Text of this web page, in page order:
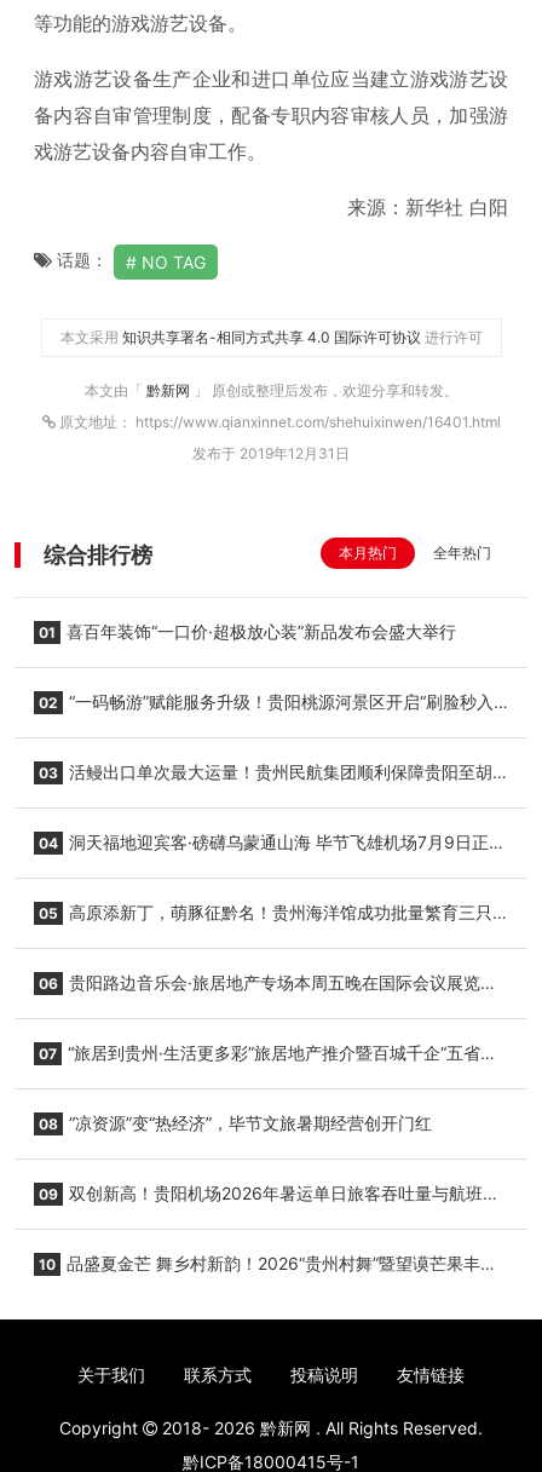
等功能的游戏游艺设备。
游戏游艺设备生产企业和进口单位应当建立游戏游艺设
备内容自审管理制度，配备专职内容审核人员，加强游
戏游艺设备内容自审工作。
来源：新华社 白阳
话题： NO TAG
本文采用 知识共享署名-相同方式共享 4.0 国际许可协议 进行许可
本文由「 黔新网 」 原创或整理后发布，欢迎分享和转发。
原文地址： https://www.qianxinnet.com/shehuixinwen/16401.html
发布于 2019年12月31日
综合排行榜 本月热门 全年热门
01 喜百年装饰“一口价·超极放心装”新品发布会盛大举行
02 “一码畅游”赋能服务升级！贵阳桃源河景区开启“刷脸秒入
03 活鳗出口单次最大运量！贵州民航集团顺利保障贵阳至胡
04 洞天福地迎宾客·磅礴乌蒙通山海 毕节飞雄机场7月9日正式
05 高原添新丁，萌豚征黔名！贵州海洋馆成功批量繁育三只
06 贵阳路边音乐会·旅居地产专场本周五晚在国际会议展览中
07 “旅居到贵州·生活更多彩”旅居地产推介暨百城千企“五省
08 “凉资源”变“热经济”，毕节文旅暑期经营创开门红
09 双创新高！贵阳机场2026年暑运单日旅客吞吐量与航班起
10 品盛夏金芒 舞乡村新韵！2026“贵州村舞”暨望谟芒果丰收
关于我们 联系方式 投稿说明 友情链接
Copyright 2018- 2026 黔新网 . All Rights Reserved.
黔ICP备18000415号-1